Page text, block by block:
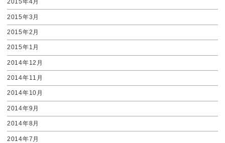
2015年4月
2015年3月
2015年2月
2015年1月
2014年12月
2014年11月
2014年10月
2014年9月
2014年8月
2014年7月